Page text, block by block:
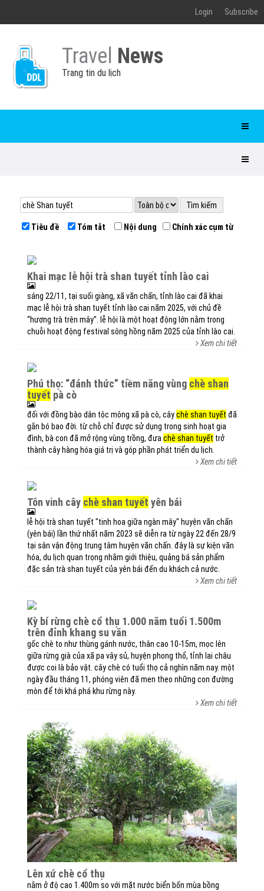
Login Subscribe
Travel News
Trang tin du lịch
Tiêu đề Tóm tắt Nội dung Chính xác cụm từ
khai mạc lễ hội trà shan tuyết tỉnh lào cai
sáng 22/11, tại suối giàng, xã văn chấn, tỉnh lào cai đã khai
mạc lễ hội trà shan tuyết tỉnh lào cai năm 2025, với chủ đề
“hương trà trên mây”. lễ hội là một hoạt động lớn nằm trong
chuỗi hoạt động festival sông hồng năm 2025 của tỉnh lào cai.
Xem chi tiết
phú thọ: “đánh thức” tiềm năng vùng chè shan
tuyết pà cò
đối với đồng bào dân tộc mông xã pà cò, câychè shan tuyết đã
gắn bó bao đời. từ chỗ chỉ được sử dụng trong sinh hoạt gia
đình, bà con đã mở rộng vùng trồng, đưa chè shan tuyết trở
thành cây hàng hóa giá trị và góp phần phát triển du lịch.
Xem chi tiết
tôn vinh cây chè shan tuyết yên bái
lễ hội trà shan tuyết "tinh hoa giữa ngàn mây" huyện văn chấn
(yên bái) lần thứ nhất năm 2023 sẽ diễn ra từ ngày 22 đến 28/9
tại sân vận động trung tâm huyện văn chấn. đây là sự kiện văn
hóa, du lịch quan trọng nhằm giới thiệu, quảng bá sản phẩm
đặc sản trà shan tuyết của yên bái đến du khách cả nước.
Xem chi tiết
kỳ bí rừng chè cổ thụ 1.000 năm tuổi 1.500m
trên đỉnh khang su văn
gốc chè to như thùng gánh nước, thân cao 10-15m, mọc lên
giữa rừng già của xã pa vây sủ, huyện phong thổ, tỉnh lai châu
được coi là bảo vật. cây chè có tuổi thọ cả nghìn năm nay. một
ngày đầu tháng 11, phóng viên đã men theo những con đường
mòn để tới khá phá khu rừng này.
Xem chi tiết
lên xứ chè cổ thụ
nằm ở độ cao 1.400m so với mặt nước biển bốn mùa bồng